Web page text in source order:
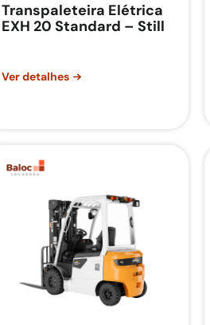
Transpaleteira Elétrica
EXH 20 Standard – Still
Ver detalhes